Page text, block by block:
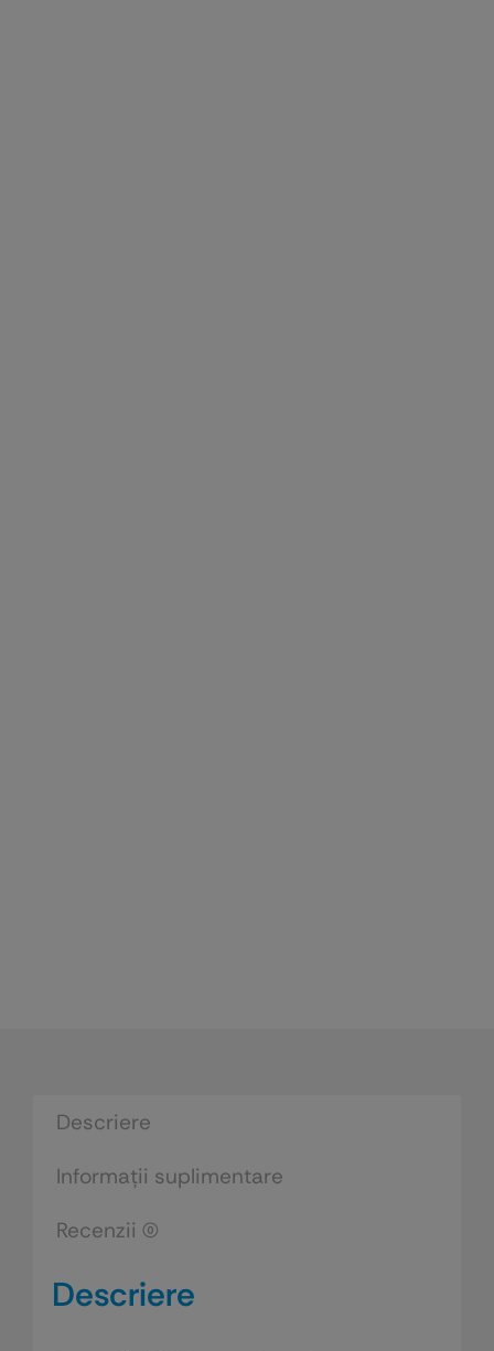
Descriere
Informații suplimentare
Recenzii (0)
Descriere